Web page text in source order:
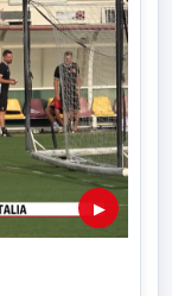
▶